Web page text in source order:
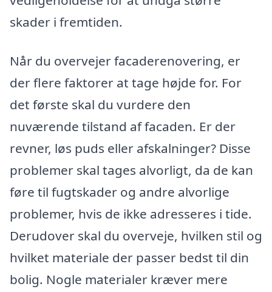
skader i fremtiden.
Når du overvejer facaderenovering, er
der flere faktorer at tage højde for. For
det første skal du vurdere den
nuværende tilstand af facaden. Er der
revner, løs puds eller afskalninger? Disse
problemer skal tages alvorligt, da de kan
føre til fugtskader og andre alvorlige
problemer, hvis de ikke adresseres i tide.
Derudover skal du overveje, hvilken stil og
hvilket materiale der passer bedst til din
bolig. Nogle materialer kræver mere